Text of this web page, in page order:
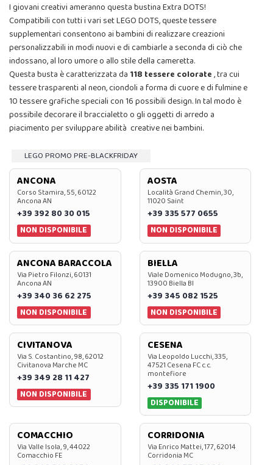
I giovani creativi ameranno questa bustina Extra DOTS!
Compatibili con tutti i vari set LEGO DOTS, queste tessere
supplementari consentono ai bambini di realizzare creazioni
personalizzabili in modi nuovi e di cambiarle a seconda di ciò che
indossano, al loro umore o allo stile della cameretta.
Questa busta è caratterizzata da 118 tessere colorate, tra cui
tessere trasparenti al neon, ciondoli a forma di cuore e di fulmine e
10 tessere grafiche speciali con 16 possibili design. In tal modo è
possibile decorare il braccialetto o gli oggetti di arredo a
piacimento per sviluppare abilità creative nei bambini.
LEGO PROMO PRE-BLACKFRIDAY
ANCONA
Corso Stamira, 55, 60122
Ancona AN
+39 392 80 30 015
NON DISPONIBILE
AOSTA
Località Grand Chemin, 30,
11020 Saint
+39 335 577 0655
NON DISPONIBILE
ANCONA BARACCOLA
Via Pietro Filonzi, 60131
Ancona AN
+39 340 36 62 275
NON DISPONIBILE
BIELLA
Viale Domenico Modugno, 3b,
13900 Biella BI
+39 345 082 1525
NON DISPONIBILE
CIVITANOVA
Via S. Costantino, 98, 62012
Civitanova Marche MC
+39 349 28 11 427
NON DISPONIBILE
CESENA
Via Leopoldo Lucchi, 335,
47521 Cesena FC c.c.
montefiore
+39 335 171 1900
DISPONIBILE
COMACCHIO
Via Valle Isola, 9, 44022
Comacchio FE
CORRIDONIA
Via Enrico Mattei, 177, 62014
Corridonia MC